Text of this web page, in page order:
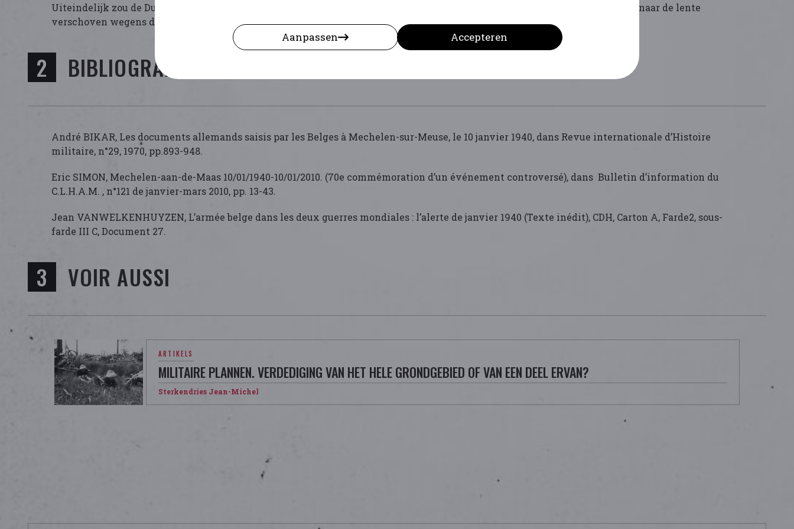
Uiteindelijk zou de Duitse invasie van januari 1940 niet plaatsgrijpen. Zij was wel degelijk voorzien voor de 20e , maar werd naar de lente
verschoven wegens de zware sneeuwval. Dit nieuwe uitstel gaf de nazi’s de gelegenheid hun plannen verder te verfijnen.
BIBLIOGRAFIE
André BIKAR, Les documents allemands saisis par les Belges à Mechelen-sur-Meuse, le 10 janvier 1940, dans Revue internationale d’Histoire
militaire, n°29, 1970, pp.893-948.
Eric SIMON, Mechelen-aan-de-Maas 10/01/1940-10/01/2010. (70e commémoration d’un événement controversé), dans Bulletin d’information du
C.L.H.A.M. , n°121 de janvier-mars 2010, pp. 13-43.
Jean VANWELKENHUYZEN, L’armée belge dans les deux guerres mondiales : l’alerte de janvier 1940 (Texte inédit), CDH, Carton A, Farde2, sous-
farde III C, Document 27.
VOIR AUSSI
ARTIKELS
MILITAIRE PLANNEN. VERDEDIGING VAN HET HELE GRONDGEBIED OF VAN EEN DEEL ERVAN?
Sterkendries Jean-Michel
Aanpassen Accepteren